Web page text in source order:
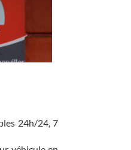
24h/24, 7